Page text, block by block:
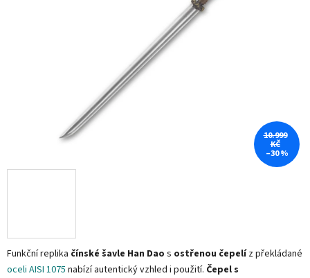
Funkční replika čínské šavle Han Dao s ostřenou čepelíz překládané
oceli AISI 1075 nabízí autentický vzhled i použití. Čepel s
10.999
KČ
–30 %